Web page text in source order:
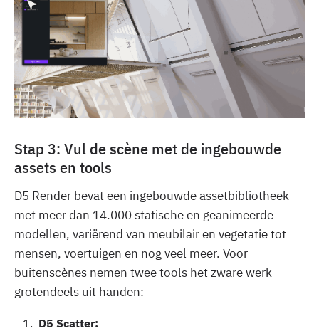
Stap 3: Vul de scène met de ingebouwde
assets en tools
D5 Render bevat een ingebouwde assetbibliotheek
met meer dan 14.000 statische en geanimeerde
modellen, variërend van meubilair en vegetatie tot
mensen, voertuigen en nog veel meer. Voor
buitenscènes nemen twee tools het zware werk
grotendeels uit handen:
D5 Scatter: